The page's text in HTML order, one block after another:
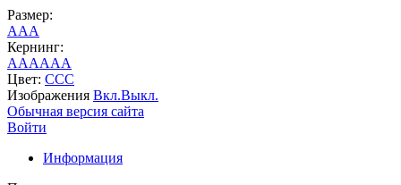
Размер:
AAA
Кернинг:
AAAAAA
Цвет: CCC
Изображения Вкл.Выкл.
Обычная версия сайта
Войти
Информация